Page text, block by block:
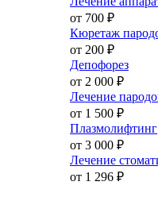
от 700 ₽
Кюретаж
от 200 ₽
Депофорез
от 2 000 ₽
Лечение
от 1 500 ₽
Плазмолифтинг
от 3 000 ₽
Лечение
от 1 296 ₽